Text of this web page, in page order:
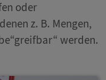
oder
z. B. Mengen,
werden.